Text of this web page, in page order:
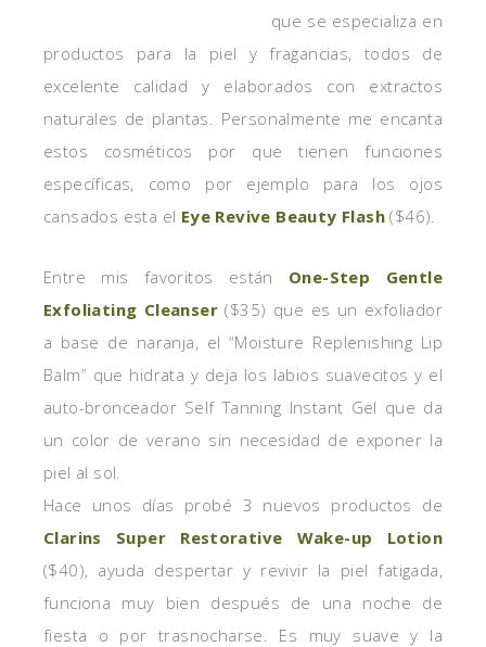
que se especializa en
productos para la piel y fragancias, todos de
excelente calidad y elaborados con extractos
naturales de plantas. Personalmente me encanta
estos cosméticos por que tienen funciones
específicas, como por ejemplo para los ojos
cansados esta el Eye Revive Beauty Flash ($46).
Entre mis favoritos están One-Step Gentle
Exfoliating Cleanser ($35) que es un exfoliador
a base de naranja, el “Moisture Replenishing Lip
Balm” que hidrata y deja los labios suavecitos y el
auto-bronceador Self Tanning Instant Gel que da
un color de verano sin necesidad de exponer la
piel al sol.
Hace unos días probé 3 nuevos productos de
Clarins Super Restorative Wake-up Lotion
($40), ayuda despertar y revivir la piel fatigada,
funciona muy bien después de una noche de
fiesta o por trasnocharse. Es muy suave y la